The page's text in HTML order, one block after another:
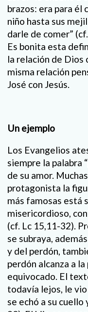
brazos: era para él
niño hasta sus
darle de comer”
Es bonita esta
la relación de Dios
misma relación
José con Jesús.
Un ejemplo
Los Evangelios
siempre la palabra
de su amor.
protagonista la
más famosas está
misericordioso,
(cf. Lc 15,11-32).
se subraya,
y del perdón,
perdón alcanza a
equivocado. El
todavía lejos, le
se echó a su